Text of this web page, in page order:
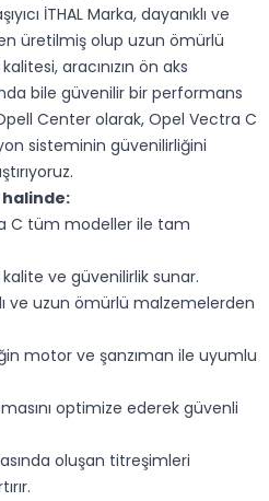
İTHAL Marka, dayanıklı ve
üretilmiş olup uzun ömürlü
aracınızın ön aks
bile güvenilir bir performans
Center olarak, Opel Vectra C
sisteminin güvenilirliğini
C tüm modeller ile tam
kalite ve güvenilirlik sunar.
ve uzun ömürlü malzemelerden
motor ve şanzıman ile uyumlu
optimize ederek güvenli
oluşan titreşimleri